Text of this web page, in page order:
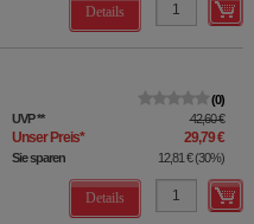
Details
0
UVP** 42,60 €
Unser Preis* 29,79 €
Sie sparen 12,81 €(30%)
Details